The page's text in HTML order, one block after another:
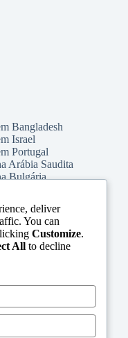
Bangladesh
Israel
Portugal
Arábia Saudita
Bulgária
China
França
Holanda
Índia
Indonésia
Rússia
Tailândia
Japão
Vietnã
EUA
de Tênis
deliver
You can
Customize.
All to decline